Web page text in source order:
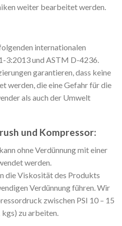
weiter bearbeitet werden.
internationalen
3:2013 und ASTM D-4236.
garantieren, dass keine
werden, die eine Gefahr für die
als auch der Umwelt
und Kompressor:
ohne Verdünnung mit einer
werden.
die Viskosität des Produkts
Verdünnung führen. Wir
zwischen PSI 10 – 15
kgs) zu arbeiten.